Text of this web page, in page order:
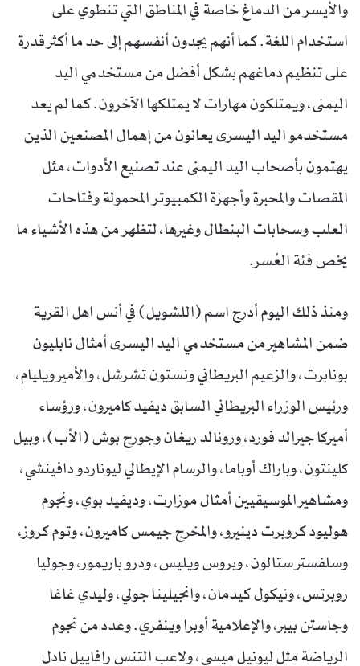
والأيسر من الدماغ خاصة في المناطق التي تنطوي على
استخدام اللغة. كما أنهم يجدون أنفسهم إلى حد ما أكثر قدرة
على تنظيم دماغهم بشكل أفضل من مستخدمي اليد
اليمنى، ويمتلكون مهارات لا يمتلكها الآخرون. كما لم يعد
مستخدمو اليد اليسرى يعانون من إهمال المصنعين الذين
يهتمون بأصحاب اليد اليمنى عند تصنيع الأدوات، مثل
المقصات والمحبرة وأجهزة الكمبيوتر المحمولة وفتاحات
العلب وسحابات البنطال وغيرها، لتظهر من هذه الأشياء ما
يخص فئة العُسر.
ومنذ ذلك اليوم أدرج اسم (اللشويل) في أنس اهل القرية
ضمن المشاهير من مستخدمي اليد اليسرى أمثال نابليون
بونابرت، والزعيم البريطاني ونستون تشرشل، والأمير ويليام،
ورئيس الوزراء البريطاني السابق ديفيد كاميرون، ورؤساء
أميركا جيرالد فورد، ورونالد ريغان وجورج بوش (الأب)، وبيل
كلينتون، وباراك أوباما، والرسام الإيطالي ليوناردو دافينشي،
ومشاهير الموسيقيين أمثال موزارت، وديفيد بوي، ونجوم
هوليود كروبرت دينيرو، والمخرج جيمس كاميرون، وتوم كروز،
وسلفستر ستالون، وبروس ويليس، ودرو باريمور، وجوليا
روبرتس، ونيكول كيدمان، وانجيلينا جولي، وليدي غاغا
وجاستن بيبر، والإعلامية أوبرا وينفري. وعدد من نجوم
الرياضة مثل ليونيل ميسي، ولاعب التنس رافاييل نادل